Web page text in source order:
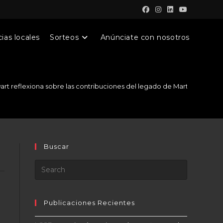
locales Sorteos Anúnciate con nosotros
reflexiona sobre las contribuciones del legado de Martin Luther
Buscar
Publicaciones Recientes